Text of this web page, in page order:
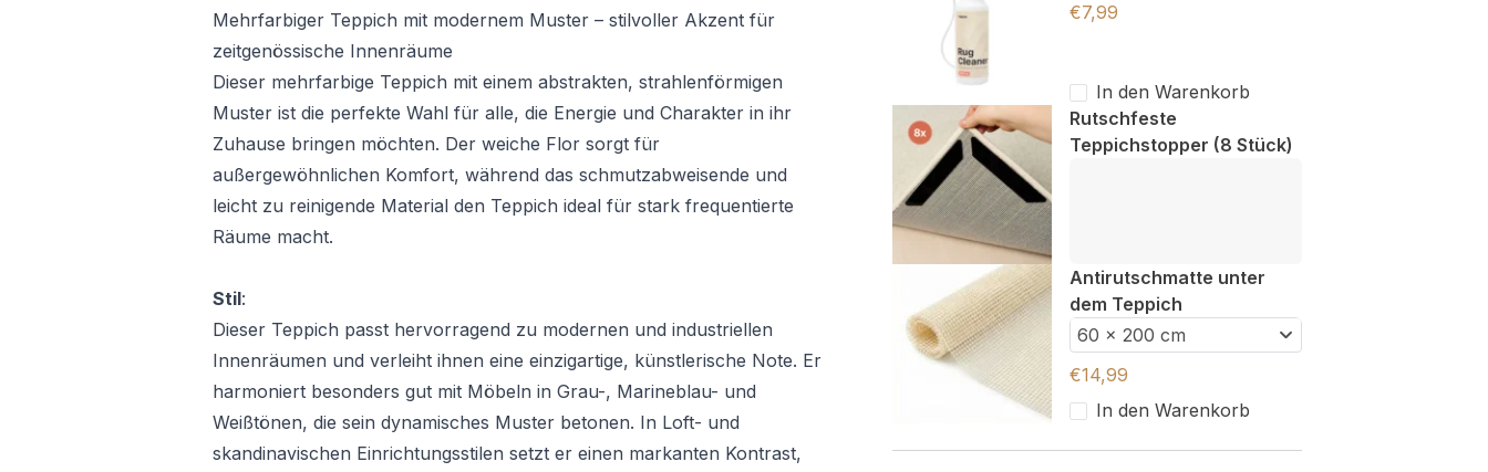
Mehrfarbiger Teppich mit modernem Muster – stilvoller Akzent für
zeitgenössische Innenräume
Dieser mehrfarbige Teppich mit einem abstrakten, strahlenförmigen
Muster ist die perfekte Wahl für alle, die Energie und Charakter in ihr
Zuhause bringen möchten. Der weiche Flor sorgt für
außergewöhnlichen Komfort, während das schmutzabweisende und
leicht zu reinigende Material den Teppich ideal für stark frequentierte
Räume macht.
Stil:
Dieser Teppich passt hervorragend zu modernen und industriellen
Innenräumen und verleiht ihnen eine einzigartige, künstlerische Note. Er
harmoniert besonders gut mit Möbeln in Grau-, Marineblau- und
Weißtönen, die sein dynamisches Muster betonen. In Loft- und
skandinavischen Einrichtungsstilen setzt er einen markanten Kontrast,
€7,99
In den Warenkorb
Rutschfeste
Teppichstopper (8 Stück)
Antirutschmatte unter
dem Teppich
60 x 200 cm
€14,99
In den Warenkorb